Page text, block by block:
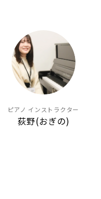
ピアノ インストラクター
荻野(おぎの)